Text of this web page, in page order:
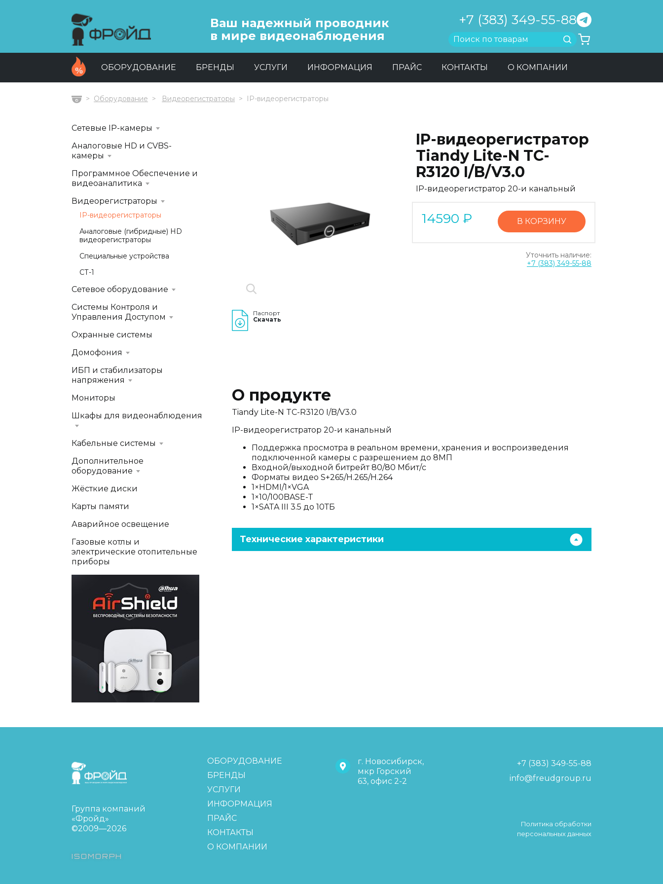
Ваш надежный проводник
в мире видеонаблюдения
+7 (383) 349-55-88
Найти
ОБОРУДОВАНИЕ БРЕНДЫ УСЛУГИ ИНФОРМАЦИЯ ПРАЙС КОНТАКТЫ О КОМПАНИИ
ГлавнаяОборудование Видеорегистраторы IP-видеорегистраторы
Паспорт
Скачать
IP-видеорегистратор
Tiandy Lite-N TC-
R3120 I/B/V3.0
IP-видеорегистратор 20-и канальный
14590 ₽ В КОРЗИНУ
Уточнить наличие:
+7 (383) 349-55-88
О продукте
Tiandy Lite-N TC-R3120 I/B/V3.0
IP-видеорегистратор 20-и канальный
Поддержка просмотра в реальном времени, хранения и воспроизведения
подключенной камеры с разрешением до 8МП
Входной/выходной битрейт 80/80 Мбит/c
Форматы видео S+265/H.265/H.264
1×HDMI/1×VGA
1×10/100BASE-T
1×SATA III 3.5 до 10ТБ
Технические характеристики
Сетевые IP-камеры
Аналоговые HD и CVBS-
камеры
Программное Обеспечение и
видеоаналитика
Видеорегистраторы
IP-видеорегистраторы
Аналоговые (гибридные) HD
видеорегистраторы
Специальные устройства
СТ-1
Сетевое оборудование
Системы Контроля и
Управления Доступом
Охранные системы
Домофония
ИБП и стабилизаторы
напряжения
Мониторы
Шкафы для видеонаблюдения
Кабельные системы
Дополнительное
оборудование
Жёсткие диски
Карты памяти
Аварийное освещение
Газовые котлы и
электрические отопительные
приборы
FreudGroup
Группа компаний
«Фройд»
©2009—2026
ISOMORPH
ОБОРУДОВАНИЕ
БРЕНДЫ
УСЛУГИ
ИНФОРМАЦИЯ
ПРАЙС
КОНТАКТЫ
О КОМПАНИИ
г. Новосибирск,
мкр Горский
63, офис 2-2
+7 (383) 349-55-88
info@freudgroup.ru
Политика обработки
персональных данных